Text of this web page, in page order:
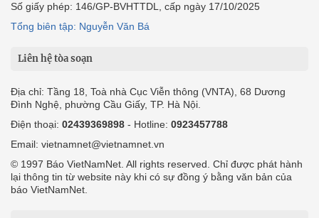
Số giấy phép: 146/GP-BVHTTDL, cấp ngày 17/10/2025
Tổng biên tập: Nguyễn Văn Bá
Liên hệ tòa soạn
Địa chỉ: Tầng 18, Toà nhà Cục Viễn thông (VNTA), 68 Dương
Đình Nghệ, phường Cầu Giấy, TP. Hà Nội.
Điện thoại: 02439369898 - Hotline: 0923457788
Email: vietnamnet@vietnamnet.vn
© 1997 Báo VietNamNet. All rights reserved. Chỉ được phát hành
lại thông tin từ website này khi có sự đồng ý bằng văn bản của
báo VietNamNet.